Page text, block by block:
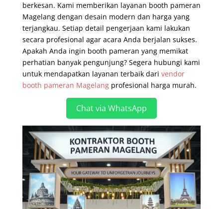
berkesan. Kami memberikan layanan booth pameran
Magelang dengan desain modern dan harga yang
terjangkau. Setiap detail pengerjaan kami lakukan
secara profesional agar acara Anda berjalan sukses.
Apakah Anda ingin booth pameran yang memikat
perhatian banyak pengunjung? Segera hubungi kami
untuk mendapatkan layanan terbaik dari vendor
booth pameran Magelangprofesional harga murah.
Chat via WhatsApp